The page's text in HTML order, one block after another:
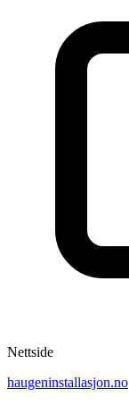
Nettside
haugeninstallasjon.no